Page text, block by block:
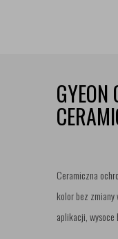
Ceramiczna
kolor bez zmiany
aplikacji, wysoce